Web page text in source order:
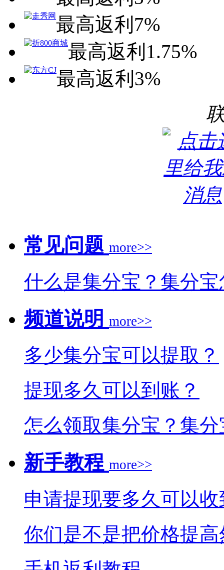
最高返利7%
最高返利1.75%
最高返利3%
常见问题 more>>
什么是集分宝？集分
频道说明 more>>
多少集分宝可以提取？
提现多久可以到账？
怎么领取集分宝？集
新手教程 more>>
申请提现要多久可以收
你们是不是把价格提